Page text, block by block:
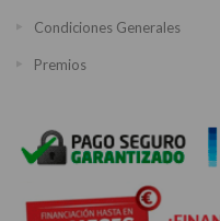
Condiciones Generales
Premios